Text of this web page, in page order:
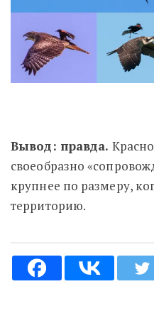
Вывод: правда.
своеобразно
крупнее по размеру,
территорию.